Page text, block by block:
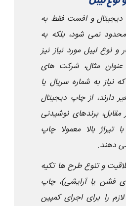
و افست فقط به
نمی شود، بلکه به
نوع لیبل مورد نیاز نیز
مثال، شرکت های
نیاز به شماره سریال یا
دارند، از چاپ دیجیتال
برندهای نوشیدنی
تیراژ بالا معمولا چاپ
دهند.
و تنوع طرح ها تکیه
فشن یا آرایشی)، چاپ
را برای اجرای کمپین